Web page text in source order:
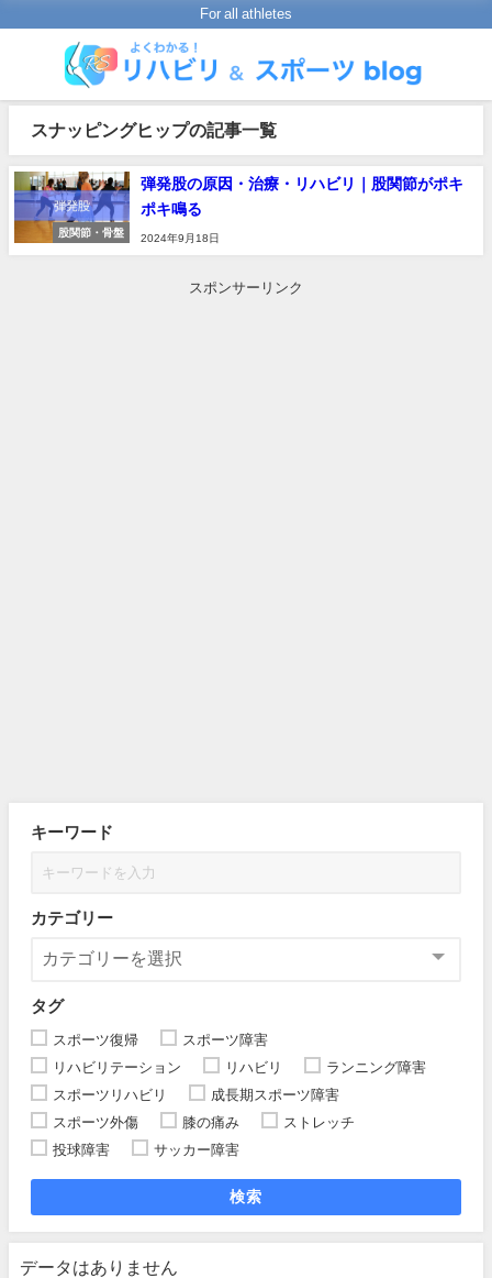
For all athletes
スナッピングヒップの記事一覧
股関節・骨盤
弾発股の原因・治療・リハビリ｜股関節がポキ
ポキ鳴る
2024年9月18日
スポンサーリンク
キーワード
カテゴリー
タグ
スポーツ復帰
スポーツ障害
リハビリテーション
リハビリ
ランニング障害
スポーツリハビリ
成長期スポーツ障害
スポーツ外傷
膝の痛み
ストレッチ
投球障害
サッカー障害
検索
データはありません